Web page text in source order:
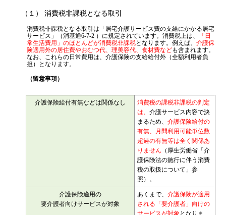
（１） 消費税非課税となる取引
消費税非課税となる取引は「居宅介護サービス費の支給にかかる居宅
サービス」（消基通6-7-2 ）に規定されています。消費税上は、
「日
常生活費用」のほとんどが消費税非課税 となります。例えば、 介護保
険適用外の居住費やおむつ代、理美容代、食材費なども含まれます。
なお、これらの日常費用は、介護保険の支給給付外（全額利用者負
担）となります。
（留意事項）
介護保険給付有無などは関係なし
消費税の課税非課税の判定
は、 介護サービス内容で決
まるため、 介護保険給付の
有無、月間利用可能単位数
超過の有無等は全く関係あ
りません （厚生労働省「介
護保険法の施行に伴う消費
税の取扱について」参
照）。
介護保険適用の
要介護者向けサービスが対象
あくまで、 介護保険が適用
される「要介護者」向けの
サービスが対象 となりま